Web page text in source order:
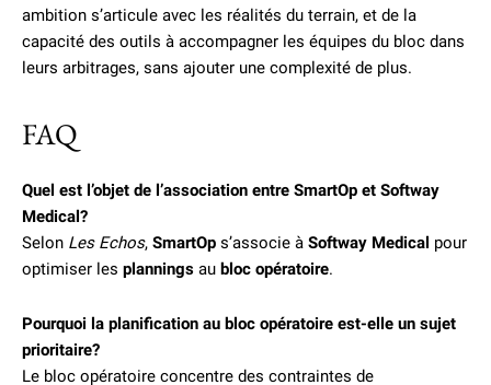
ambition s’articule avec les réalités du terrain, et de la
capacité des outils à accompagner les équipes du bloc dans
leurs arbitrages, sans ajouter une complexité de plus.
FAQ
Quel est l’objet de l’association entre SmartOp et Softway
Medical?
Selon Les Echos, SmartOp s’associe à Softway Medical pour
optimiser les plannings au bloc opératoire.
Pourquoi la planification au bloc opératoire est-elle un sujet
prioritaire?
Le bloc opératoire concentre des contraintes de